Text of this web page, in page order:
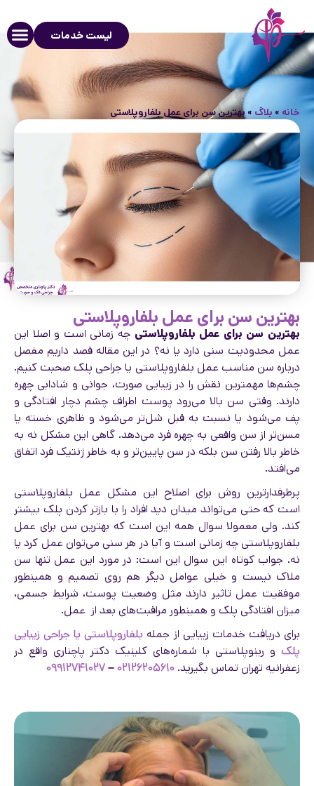
لیست خدمات
خانه » بلاگ »بهترین سن برای عمل بلفاروپلاستی
بهترین سن برای عمل بلفاروپلاستی
بهترین سن برای عمل بلفاروپلاستی چه زمانی است و اصلا این
عمل محدودیت سنی دارد یا نه؟ در این مقاله قصد داریم مفصل
درباره سن مناسب عمل بلفاروپلاستی یا جراحی پلک صحبت کنیم.
چشم‌ها مهمترین نقش را در زیبایی صورت،‌ جوانی و شادابی چهره
دارند. وقتی سن بالا می‌رود پوست اطراف چشم دچار افتادگی و
پف می‌شود یا نسبت به قبل شل‌تر می‌شود و ظاهری خسته یا
مسن‌تر از سن واقعی به چهره فرد می‌دهد. گاهی این مشکل نه به
خاطر بالا رفتن سن بلکه در سن پایین‌تر و به خاطر ژنتیک فرد اتفاق
می‌افتد.
پرطرفدارترین روش برای اصلاح این مشکل عمل بلفاروپلاستی
است که حتی می‌تواند میدان دید افراد را با بازتر کردن پلک بیشتر
کند. ولی معمولا سوال همه این است که بهترین سن برای عمل
بلفاروپلاستی چه زمانی است و آیا در هر سنی می‌توان عمل کرد یا
نه. جواب کوتاه این سوال این است: در مورد این عمل تنها سن
ملاک نیست و خیلی عوامل دیگر هم روی تصمیم و همینطور
موفقیت عمل تاثیر دارند مثل وضعیت پوست، شرایط جسمی،
میزان افتادگی پلک و همینطور مراقبت‌های بعد از عمل.
برای دریافت خدمات زیبایی از جمله بلفاروپلاستی یا جراحی زیبایی
پلک و رینوپلاستی با شماره‌های کلینیک دکتر پاچناری واقع در
زعفرانیه تهران تماس بگیرید. ۰۲۱۲۶۲۰۵۶۱۰–۰۹۹۱۲۷۴۱۰۲۷